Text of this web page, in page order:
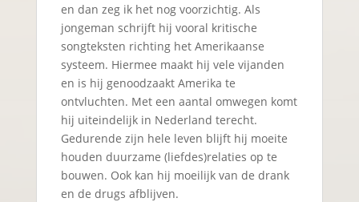
en dan zeg ik het nog voorzichtig. Als
jongeman schrijft hij vooral kritische
songteksten richting het Amerikaanse
systeem. Hiermee maakt hij vele vijanden
en is hij genoodzaakt Amerika te
ontvluchten. Met een aantal omwegen komt
hij uiteindelijk in Nederland terecht.
Gedurende zijn hele leven blijft hij moeite
houden duurzame (liefdes)relaties op te
bouwen. Ook kan hij moeilijk van de drank
en de drugs afblijven.